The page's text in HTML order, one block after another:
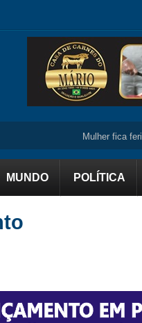
Mulher fica ferida
MUNDO POLÍTICA